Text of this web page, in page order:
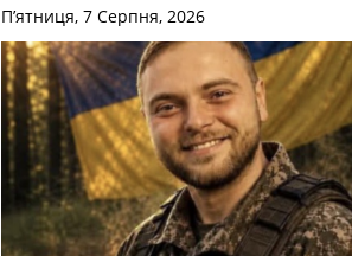
П’ятниця, 7 Серпня, 2026